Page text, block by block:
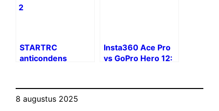
STARTRC
anticondens
2
Insta360 Ace Pro
vs GoPro Hero 12:
8 augustus 2025